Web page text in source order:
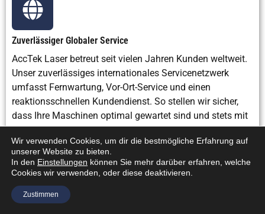
Zuverlässiger Globaler Service
AccTek Laser betreut seit vielen Jahren Kunden weltweit.
Unser zuverlässiges internationales Servicenetzwerk
umfasst Fernwartung, Vor-Ort-Service und einen
reaktionsschnellen Kundendienst. So stellen wir sicher,
dass Ihre Maschinen optimal gewartet sind und stets mit
maximaler Effizienz arbeiten. Wir setzen uns für
langfristigen Support, maximale Maschinenverfügbarkeit
und weltweite Kundenzufriedenheit ein.
Wir verwenden Cookies, um dir die bestmögliche Erfahrung auf
unserer Website zu bieten.
In den Einstellungen können Sie mehr darüber erfahren, welche
Cookies wir verwenden, oder diese deaktivieren.
Zustimmen